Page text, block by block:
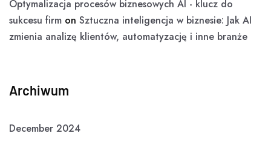
Optymalizacja procesów biznesowych AI - klucz do
sukcesu firm on Sztuczna inteligencja w biznesie: Jak AI
zmienia analizę klientów, automatyzację i inne branże
Archiwum
December 2024